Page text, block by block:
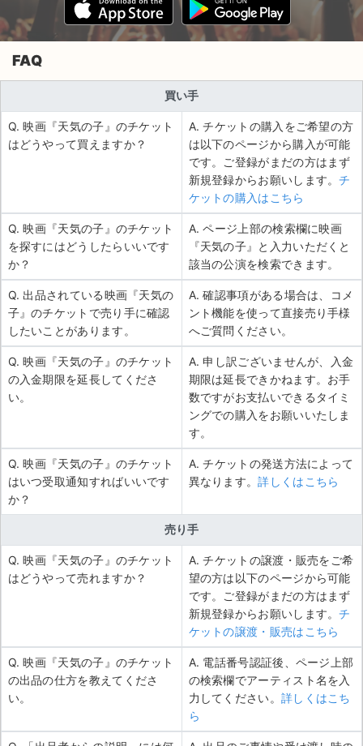
FAQ
買い手
Q. 映画『天気の子』のチケット
はどうやって買えますか？
A. チケットの購入をご希望の方
は以下のページから購入が可能
です。ご登録がまだの方はまず
新規登録からお願いします。チ
ケットの購入はこちら
Q. 映画『天気の子』のチケット
を探すにはどうしたらいいです
か？
A. ページ上部の検索欄に映画
『天気の子』と入力いただくと
該当の公演を検索できます。
Q. 出品されている映画『天気の
子』のチケットで売り手に確認
したいことがあります。
A. 確認事項がある場合は、コメ
ント機能を使って直接売り手様
へご質問ください。
Q. 映画『天気の子』のチケット
の入金期限を延長してくださ
い。
A. 申し訳ございませんが、入金
期限は延長できかねます。お手
数ですがお支払いできるタイミ
ングでの購入をお願いいたしま
す。
Q. 映画『天気の子』のチケット
はいつ受取通知すればいいです
か？
A. チケットの発送方法によって
異なります。詳しくはこちら
売り手
Q. 映画『天気の子』のチケット
はどうやって売れますか？
A. チケットの譲渡・販売をご希
望の方は以下のページから可能
です。ご登録がまだの方はまず
新規登録からお願いします。チ
ケットの譲渡・販売はこちら
Q. 映画『天気の子』のチケット
の出品の仕方を教えてくださ
い。
A. 電話番号認証後、ページ上部
の検索欄でアーティスト名を入
力してください。 詳しくはこち
ら